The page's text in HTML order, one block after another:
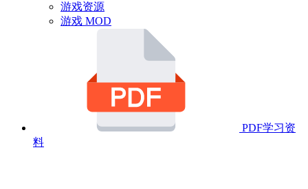
游戏资源
游戏 MOD
PDF学习资
料